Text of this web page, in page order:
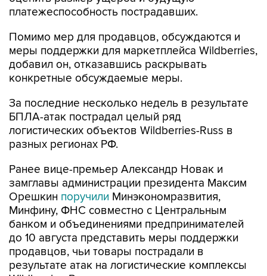
Помимо мер для продавцов, обсуждаются и
добавил он, отказавшись раскрывать
конкретные обсуждаемые меры.
За последние несколько недель в результате
логистических объектов Wildberries-Russ в
разных регионах РФ.
Ранее вице-премьер Александр Новак и
ОрешкинпоручилиМинэкономразвития,
Минфину, ФНС совместно с Центральным
банком и объединениями предпринимателей
до 10 августа представить меры поддержки
продавцов, чьи товары пострадали в
результате атак на логистические комплексы
Wildberries-Russ, а также проекты актов,
необходимые для их запуска.